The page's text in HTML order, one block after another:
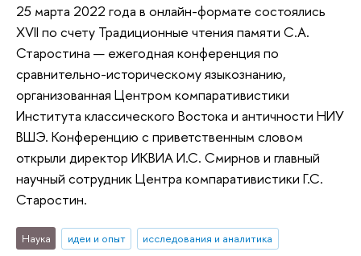
25 марта 2022 года в онлайн-формате состоялись
XVII по счету Традиционные чтения памяти С.А.
Старостина — ежегодная конференция по
сравнительно-историческому языкознанию,
организованная Центром компаративистики
Института классического Востока и античности НИУ
ВШЭ. Конференцию с приветственным словом
открыли директор ИКВИА И.С. Смирнов и главный
научный сотрудник Центра компаративистики Г.С.
Старостин.
Наука идеи и опыт
исследования и аналитика